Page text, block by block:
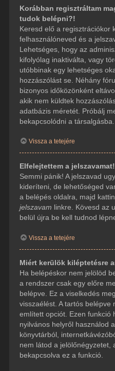
Korábban regisztráltam
tudok belépni?!
Keresd elő a regisztrációkor
felhasználóneved és a
Lehetséges, hogy az
kifolyólag inaktiválta, vagy
utóbbinak egy lehetséges
hozzászólást se. Néhány
bizonyos időközönként
akik nem küldtek
adatbázis méretét. Próbálj
bekapcsolódni a társalgásba.
Vissza a tetejére
Elfelejtettem a jelszavamat!
Semmi pánik! A jelszavad
kideríteni, de lehetőséged
a belépés oldalra, majd
jelszavam linkre. Kövesd az
belül újra be kell tudnod
Vissza a tetejére
Miért kerülök kiléptetésre
Ha belépéskor nem jelölöd
a rendszer csak egy előre
belépve. Ez a viselkedés
visszaélést. A tartós belépve
említett opciót. Ezen funkció
nyilvános helyről használod
könyvtárból,
nem látod a jelölőnégyzetet,
bekapcsolva ez a funkció.